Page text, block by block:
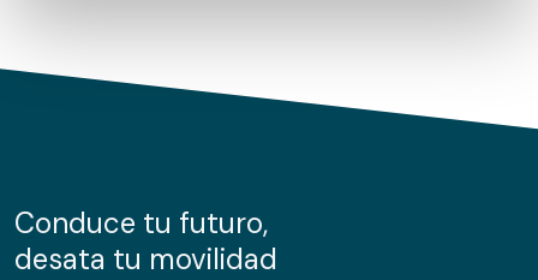
de cookies.
información sobre el uso que haga del sitio web con
nuestros partners de redes sociales, publicidad y análisis
Conduce tu futuro,
desata tu movilidad